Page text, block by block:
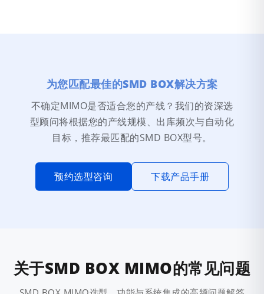
为您匹配最佳的SMD BOX解决方案
不确定MIMO是否适合您的产线？我们的资深选
型顾问将根据您的产线规模、出库频次与自动化
目标，推荐最匹配的SMD BOX型号。
预约选型咨询 下载产品手册
关于SMD BOX MIMO的常见问题